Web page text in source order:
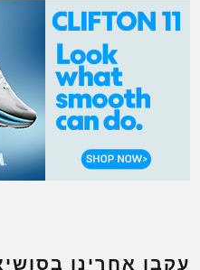
עקבו אחרינו